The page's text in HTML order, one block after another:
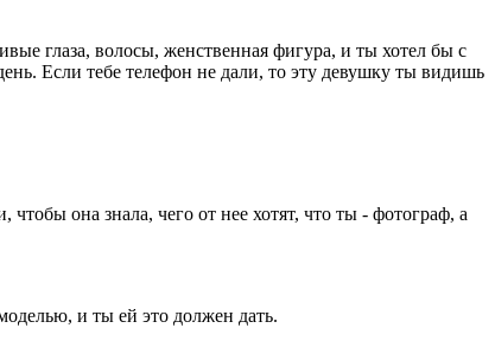
глаза, волосы, женственная фигура, и ты хотел бы с
Если тебе телефон не дали, то эту девушку ты видишь
она знала, чего от нее хотят, что ты - фотограф, а
и ты ей это должен дать.